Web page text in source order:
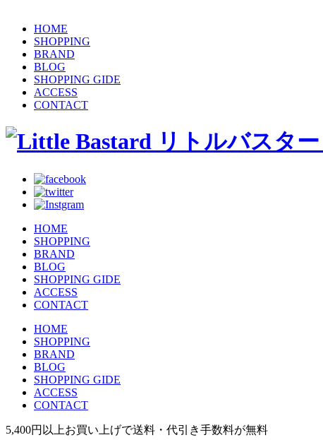
HOME
SHOPPING
BRAND
BLOG
SHOPPING GIDE
ACCESS
CONTACT
HOME
SHOPPING
BRAND
BLOG
SHOPPING GIDE
ACCESS
CONTACT
HOME
SHOPPING
BRAND
BLOG
SHOPPING GIDE
ACCESS
CONTACT
5,400円以上お買い上げで送料・代引き手数料が無料